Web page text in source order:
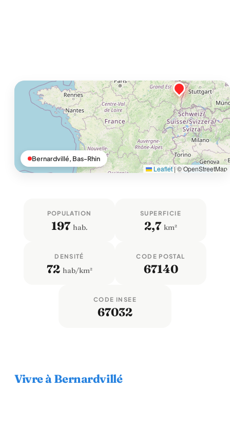
Leaflet |© OpenStreetMap
Bernardvillé, Bas-Rhin
POPULATION
197 hab.
SUPERFICIE
2,7 km²
DENSITÉ
72 hab/km²
CODE POSTAL
67140
CODE INSEE
67032
Vivre à Bernardvillé